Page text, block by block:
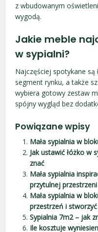
z wbudowanym
wygodą.
Jakie meble
w sypialni?
Najczęściej spotykane
segment rynku, a także
wybiera gotowy zestaw
spójny wygląd bez
Powiązane wpisy
Mała sypialnia w
Jak ustawić łóżko
znać
Mała sypialnia
przytulnej przestrzeni
Mała sypialnia w
przestrzeń i
Sypialnia 7m2 – jak
Ile kosztuje